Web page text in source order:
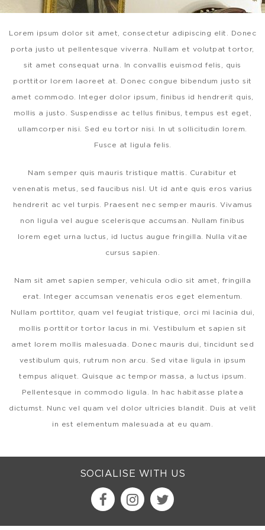
Lorem ipsum dolor sit amet, consectetur adipiscing elit. Donec
porta justo ut pellentesque viverra. Nullam et volutpat tortor,
sit amet consequat urna. In convallis euismod felis, quis
porttitor lorem laoreet at. Donec congue bibendum justo sit
amet commodo. Integer dolor ipsum, finibus id hendrerit quis,
mollis a justo. Suspendisse ac tellus finibus, tempus est eget,
ullamcorper nisi. Sed eu tortor nisi. In ut sollicitudin lorem.
Fusce at ligula felis.
Nam semper quis mauris tristique mattis. Curabitur et
venenatis metus, sed faucibus nisl. Ut id ante quis eros varius
hendrerit ac vel turpis. Praesent nec semper mauris. Vivamus
non ligula vel augue scelerisque accumsan. Nullam finibus
lorem eget urna luctus, id luctus augue fringilla. Nulla vitae
cursus sapien.
Nam sit amet sapien semper, vehicula odio sit amet, fringilla
erat. Integer accumsan venenatis eros eget elementum.
Nullam porttitor, quam vel feugiat tristique, orci mi lacinia dui,
mollis porttitor tortor lacus in mi. Vestibulum et sapien sit
amet lorem mollis malesuada. Donec mauris dui, tincidunt sed
vestibulum quis, rutrum non arcu. Sed vitae ligula in ipsum
tempus aliquet. Quisque ac tempor massa, a luctus ipsum.
Pellentesque in commodo ligula. In hac habitasse platea
dictumst. Nunc vel quam vel dolor ultricies blandit. Duis at velit
in est elementum malesuada at eu quam.
SOCIALISE WITH US